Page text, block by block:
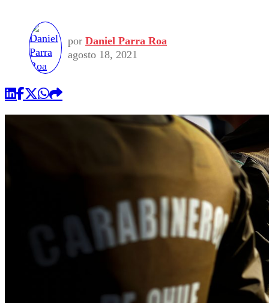
Seleccion Chilena
Torneo Internacional
Economía
Internacional
Opinión
Programas
por Daniel Parra Roa
agosto 18, 2021